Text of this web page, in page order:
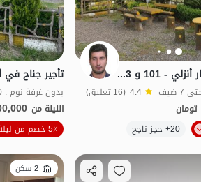
تأجير جناح في أبكينار أنزلي - 101 و 103 - الطابق الأرضي
4.4 (16 تعليق)
تومان
20+ حجز ناجح الموقع على
بدون غرفة نوم . 40 متر . حتى 5 ضيف
الليلة من
5٪ خصم من ليلة 5
2 سكن